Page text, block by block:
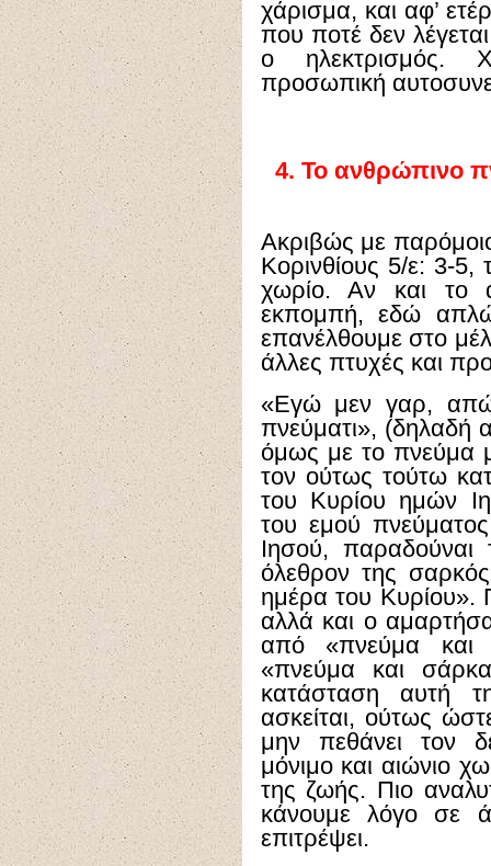
χάρισμα, και αφ’
που ποτέ δεν
ο ηλεκτρισμός.
προσωπική
4. Το ανθρώπινο
Ακριβώς με
Κορινθίους 5/ε: 3-5,
χωρίο. Αν και το
εκπομπή, εδώ
επανέλθουμε στο
άλλες πτυχές και
«Εγώ μεν γαρ,
πνεύματι»,
όμως με το πνεύμα
τον ούτως τούτω
του Κυρίου ημών
του εμού
Ιησού, παραδούναι
όλεθρον της
ημέρα του Κυρίου».
αλλά και ο
από «πνεύμα
«πνεύμα και
κατάσταση αυτή
ασκείται, ούτως
μην πεθάνει τον
μόνιμο και αιώνιο
της ζωής. Πιο
κάνουμε λόγο σε
επιτρέψει.